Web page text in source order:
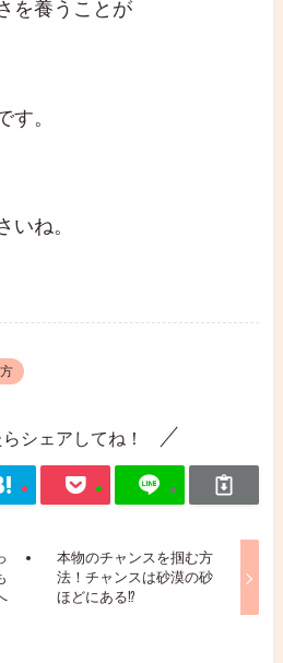
を養うことが
す。
いね。
シェアしてね！
本物のチャンスを掴む方
法！チャンスは砂漠の砂
ほどにある⁉